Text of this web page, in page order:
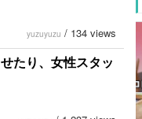
yuzuyuzu / 134 views
たり、女性スタッ